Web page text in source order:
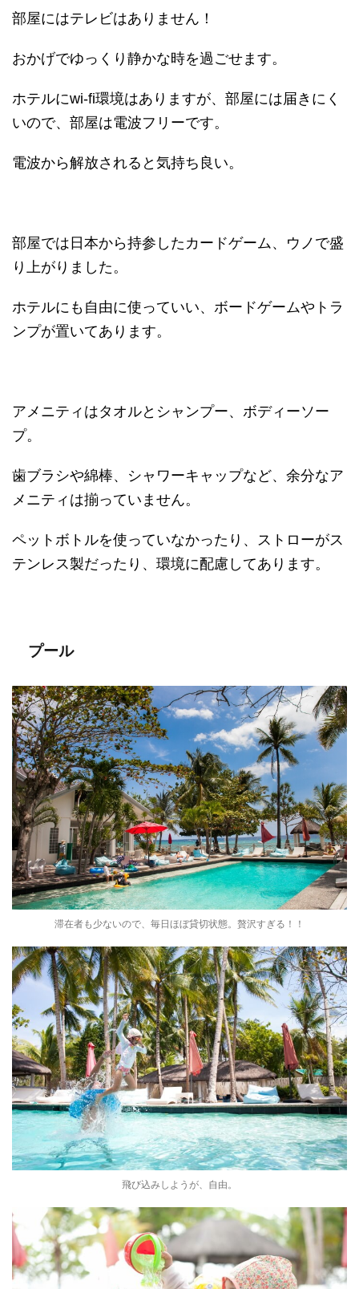
部屋にはテレビはありません！
おかげでゆっくり静かな時を過ごせます。
ホテルにwi-fi環境はありますが、部屋には届きにく
いので、部屋は電波フリーです。
電波から解放されると気持ち良い。
部屋では日本から持参したカードゲーム、ウノで盛
り上がりました。
ホテルにも自由に使っていい、ボードゲームやトラ
ンプが置いてあります。
アメニティはタオルとシャンプー、ボディーソー
プ。
歯ブラシや綿棒、シャワーキャップなど、余分なア
メニティは揃っていません。
ペットボトルを使っていなかったり、ストローがス
テンレス製だったり、環境に配慮してあります。
プール
滞在者も少ないので、毎日ほぼ貸切状態。贅沢すぎる！！
飛び込みしようが、自由。